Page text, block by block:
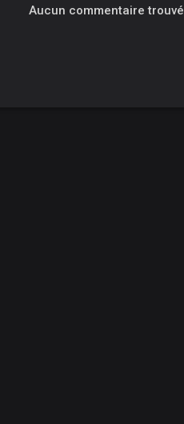
Aucun commentaire trouvé